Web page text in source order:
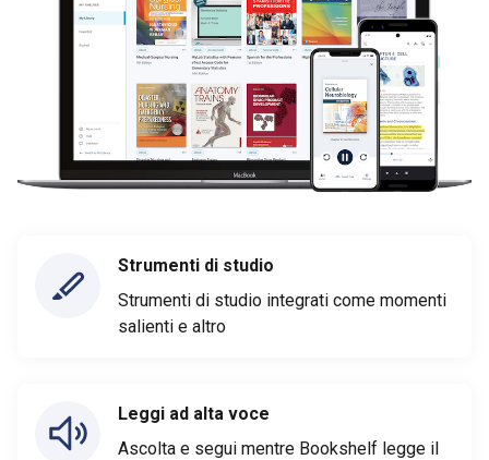
Strumenti di studio
Strumenti di studio integrati come momenti
salienti e altro
Leggi ad alta voce
Ascolta e segui mentre Bookshelf legge il